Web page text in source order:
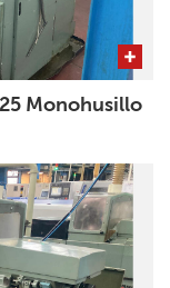
Monohusillo